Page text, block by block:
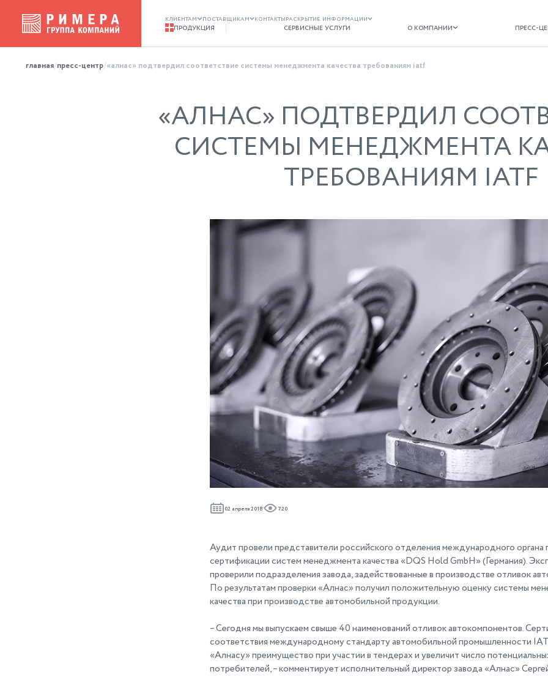
клиентам поставщикам контактыраскрытие информации
продукция сервисные услуги о компании пресс-
продукция сервисные услуги
главная пресс-центр «алнас» подтвердил соответствие системы менеджмента качества требованиям iatf
«АЛНАС» ПОДТВЕРДИЛ
СИСТЕМЫ МЕНЕДЖМЕНТА
ТРЕБОВАНИЯМ IATF
02 апреля 2018 720
Аудит провели представители российского отделения международного органа
сертификации систем менеджмента качества «DQS Hold GmbH» (Германия).
проверили подразделения завода, задействованные в производстве отливок
По результатам проверки «Алнас» получил положительную оценку системы
качества при производстве автомобильной продукции.
– Сегодня мы выпускаем свыше 40 наименований отливок автокомпонентов.
соответствия международному стандарту автомобильной промышленности
«Алнасу» преимущество при участии в тендерах и увеличит число
потребителей, – комментирует исполнительный директор завода «Алнас»